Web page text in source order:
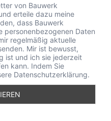
von Bauwerk
erteile dazu meine
dass Bauwerk
personenbezogenen Daten
regelmäßig aktuelle
Mir ist bewusst,
ist und ich sie jederzeit
kann. Indem Sie
Datenschutzerklärung.